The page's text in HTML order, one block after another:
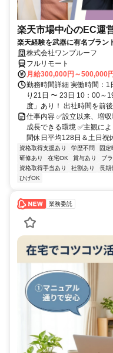
楽天市場中心のEC運
楽天経験を武器に有名ブラ
株式会社ワンプルーフ
フルリモート
月給300,000円～500,000円
勤務時間詳細 実働時間：
り21日 〜 23日 10：00～
度」あり！ 出社時間を前
仕事内容 ✅設立以来、増
成長できる環境 ✅主観に
間休日平均128日＆
資格取得支援あり 学歴不問 固定
研修あり
在宅OK 賞与あり ブ
資格取得手当あり
社割あり 長期
ひげOK
業務委託